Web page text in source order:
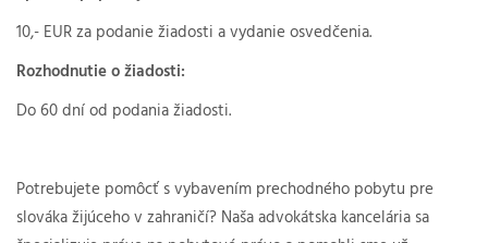
10,- EUR za podanie žiadosti a vydanie osvedčenia.
Rozhodnutie o žiadosti:
Do 60 dní od podania žiadosti.
Potrebujete pomôcť s vybavením prechodného pobytu pre
slováka žijúceho v zahraničí? Naša advokátska kancelária sa